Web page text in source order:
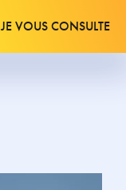
JE VOUS CONSULTE